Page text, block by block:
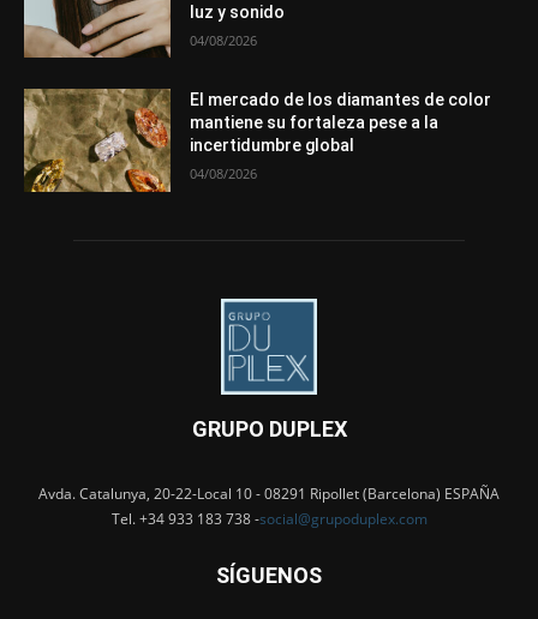
luz y sonido
04/08/2026
El mercado de los diamantes de color
mantiene su fortaleza pese a la
incertidumbre global
04/08/2026
GRUPO DUPLEX
Avda. Catalunya, 20-22-Local 10 - 08291 Ripollet (Barcelona) ESPAÑA
Tel. +34 933 183 738 -social@grupoduplex.com
SÍGUENOS